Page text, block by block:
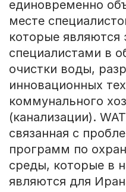
единовременно
месте
которые являются
специалистами в
очистки воды,
инновационных
коммунального
(канализации).
связанная с
программ по
среды, которые в
являются для